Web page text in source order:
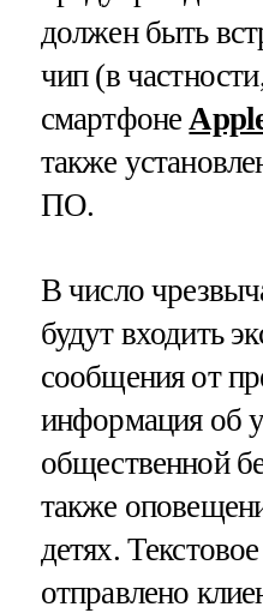
должен быть
чип (в
смартфоне
также
ПО.
В число
будут входить
сообщения от
информация об
общественной
также
детях.
отправлено